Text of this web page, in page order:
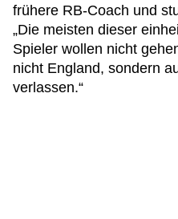
frühere RB-Coach und
„Die meisten dieser
Spieler wollen nicht
nicht England, sondern
verlassen.“